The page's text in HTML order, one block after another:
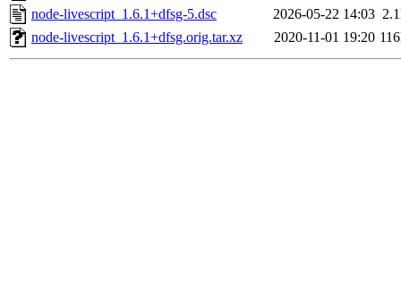
node-livescript_1.6.1+dfsg-5.dsc
2026-05-22 14:03
node-livescript_1.6.1+dfsg.orig.tar.xz
2020-11-01 19:20